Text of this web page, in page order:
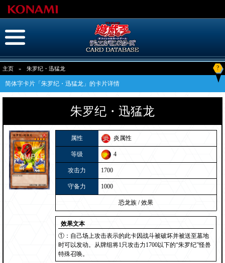
主页 » 朱罗纪・迅猛龙 ?
简体字卡片「朱罗纪・迅猛龙」的卡片详情
朱罗纪・迅猛龙
属性 炎属性
等级 4
攻击力 1700
守备力 1000
恐龙族 / 效果
效果文本
①：自己场上攻击表示的此卡因战斗被破坏并被送至墓地
时可以发动。从牌组将1只攻击力1700以下的“朱罗纪”怪兽
特殊召唤。